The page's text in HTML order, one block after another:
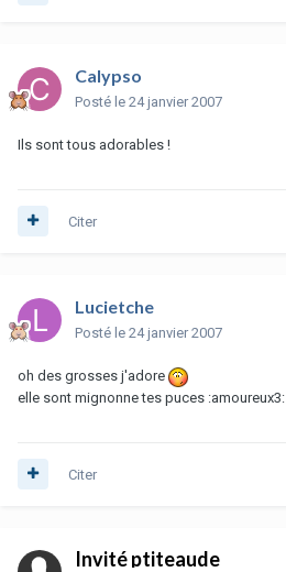
Calypso
Posté le 24 janvier 2007
Ils sont tous adorables !
Citer
Lucietche
Posté le 24 janvier 2007
oh des grosses j'adore
elle sont mignonne tes puces :amoureux3:
Citer
Invité ptiteaude